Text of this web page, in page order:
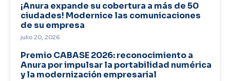
¡Anura expande su cobertura a más de 50
ciudades! Modernice las comunicaciones
de su empresa
julio 20, 2026
Premio CABASE 2026: reconocimiento a
Anura por impulsar la portabilidad numérica
y la modernización empresarial